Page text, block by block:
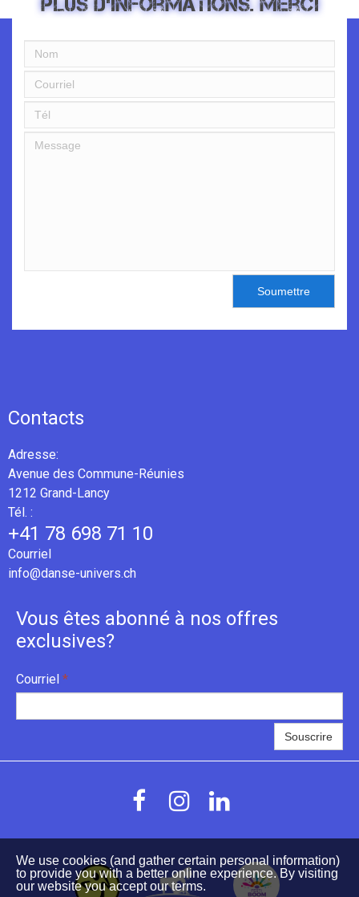
Soumettre
Contacts
Adresse:
Avenue des Commune-Réunies
1212 Grand-Lancy
Tél. :
+41 78 698 71 10
Courriel
info@danse-univers.ch
Vous êtes abonné à nos offres
exclusives?
Courriel *
Souscrire
  
We use cookies (and gather certain personal information)
to provide you with a better online experience. By visiting
our website you accept our terms.